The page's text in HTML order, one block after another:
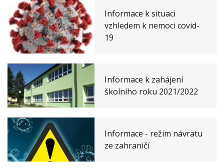
Informace k situaci
vzhledem k nemoci covid-
19
Informace k zahájení
školního roku 2021/2022
Informace - režim návratu
ze zahraničí